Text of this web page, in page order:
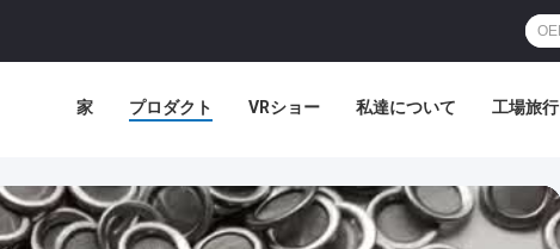
家 プロダクト VRショー 私達について 工場旅行